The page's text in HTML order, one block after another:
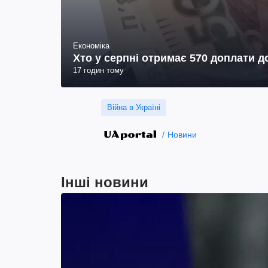
Економіка
Хто у серпні отримає 570 доплати
17 годин тому
Війна в Україні
Новини
Інші новини